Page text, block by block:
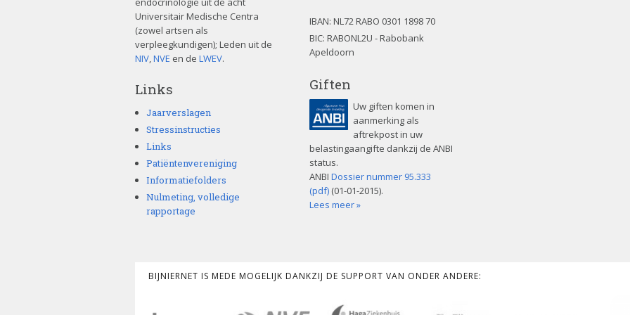
Universitair Medische Centra
(zowel artsen als
verpleegkundigen); Leden uit de
NIV,NVE en de LWEV.
Links
Jaarverslagen
Stressinstructies
Links
Patiëntenvereniging
Informatiefolders
Nulmeting, volledige
rapportage
IBAN: NL72 RABO 0301 1898 70
BIC: RABONL2U - Rabobank
Apeldoorn
Giften
Uw giften komen in
aanmerking als
aftrekpost in uw
belastingaangifte dankzij de ANBI
status.
ANBI Dossier nummer 95.333
(pdf) (01-01-2015).
Lees meer »
BIJNIERNET IS MEDE MOGELIJK DANKZIJ DE SUPPORT VAN ONDER ANDERE: